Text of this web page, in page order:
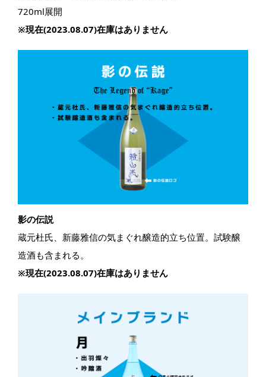
720ml展開
※現在(2023.08.07)在庫はありません
影の伝説
蔵元杜氏、新藤雅信の気まぐれ醸造的立ち位置。​試験醸
造酒も含まれる。​
※現在(2023.08.07)在庫はありません